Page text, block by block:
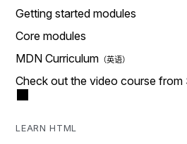
Getting started modules
Core modules
MDN Curriculum
Check out the video course from
LEARN HTML